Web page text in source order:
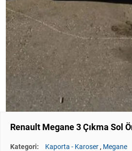
Renault Megane 3 Çıkma Sol
Kategori: Kaporta - Karoser , Megane